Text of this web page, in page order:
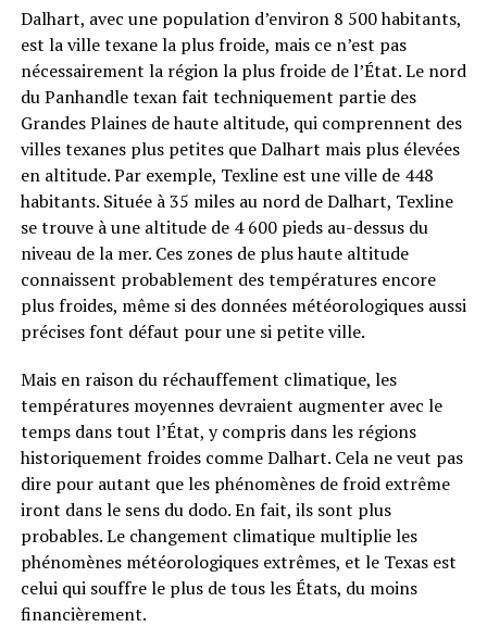
Dalhart, avec une population d’environ 8 500 habitants,
est la ville texane la plus froide, mais ce n’est pas
nécessairement la région la plus froide de l’État. Le nord
du Panhandle texan fait techniquement partie des
Grandes Plaines de haute altitude, qui comprennent des
villes texanes plus petites que Dalhart mais plus élevées
en altitude. Par exemple, Texline est une ville de 448
habitants. Située à 35 miles au nord de Dalhart, Texline
se trouve à une altitude de 4 600 pieds au-dessus du
niveau de la mer. Ces zones de plus haute altitude
connaissent probablement des températures encore
plus froides, même si des données météorologiques aussi
précises font défaut pour une si petite ville.
Mais en raison du réchauffement climatique, les
températures moyennes devraient augmenter avec le
temps dans tout l’État, y compris dans les régions
historiquement froides comme Dalhart. Cela ne veut pas
dire pour autant que les phénomènes de froid extrême
iront dans le sens du dodo. En fait, ils sont plus
probables. Le changement climatique multiplie les
phénomènes météorologiques extrêmes, et le Texas est
celui qui souffre le plus de tous les États, du moins
financièrement.